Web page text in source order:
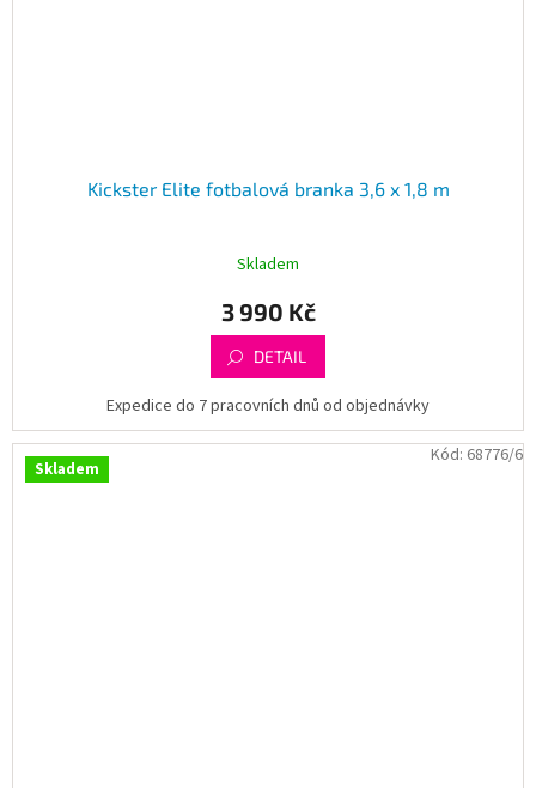
Kickster Elite fotbalová branka 3,6 x 1,8 m
Skladem
3 990 Kč
DETAIL
Expedice do 7 pracovních dnů od objednávky
Skladem
Kód: 68776/6